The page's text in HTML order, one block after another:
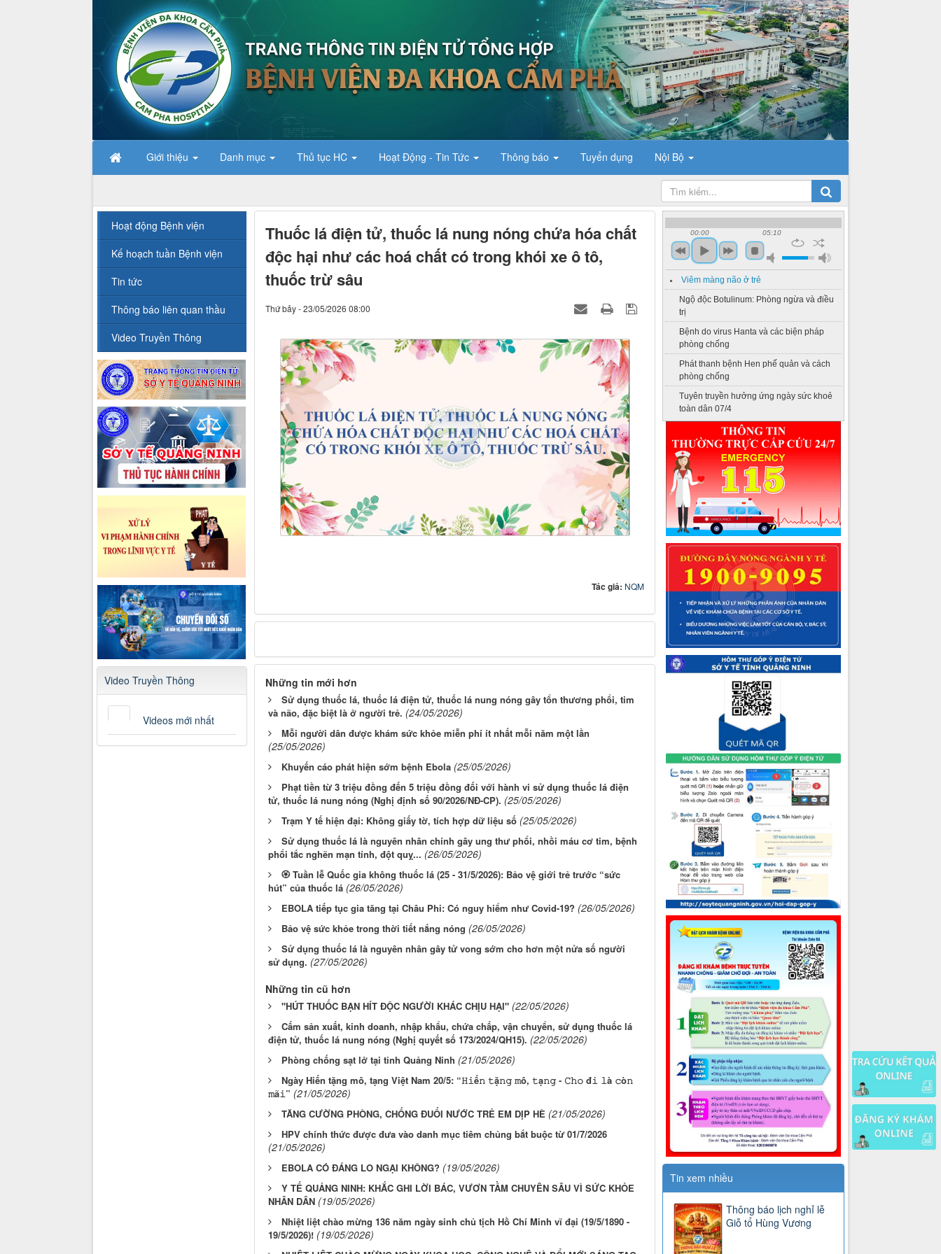
Giới thiệu Danh mục Thủ tục HC Hoạt Động - Tin Tức Thông báo Tuyển dụng Nội Bộ
Thuốc lá điện tử, thuốc lá nung nóng chứa hóa chất
độc hại như các hoá chất có trong khói xe ô tô,
thuốc trừ sâu
Thứ bảy - 23/05/2026 08:00
Tác giả: NQM
Những tin mới hơn
Sử dụng thuốc lá, thuốc lá điện tử, thuốc lá nung nóng gây tổn thương phổi, tim
và não, đặc biệt là ở người trẻ. (24/05/2026)
Mỗi người dân được khám sức khỏe miễn phí ít nhất mỗi năm một lần
(25/05/2026)
Khuyến cáo phát hiện sớm bệnh Ebola (25/05/2026)
Phạt tiền từ 3 triệu đồng đến 5 triệu đồng đối với hành vi sử dụng thuốc lá điện
tử, thuốc lá nung nóng (Nghị định số 90/2026/NĐ-CP). (25/05/2026)
Trạm Y tế hiện đại: Không giấy tờ, tích hợp dữ liệu số (25/05/2026)
Sử dụng thuốc lá là nguyên nhân chính gây ung thư phổi, nhồi máu cơ tim, bệnh
phổi tắc nghẽn mạn tính, đột quỵ... (26/05/2026)
🏵 Tuần lễ Quốc gia không thuốc lá (25 - 31/5/2026): Bảo vệ giới trẻ trước “sức
hút” của thuốc lá (26/05/2026)
EBOLA tiếp tục gia tăng tại Châu Phi: Có nguy hiểm như Covid-19? (26/05/2026)
Bảo vệ sức khỏe trong thời tiết nắng nóng (26/05/2026)
Sử dụng thuốc lá là nguyên nhân gây tử vong sớm cho hơn một nửa số người
sử dụng. (27/05/2026)
Những tin cũ hơn
"HÚT THUỐC BẠN HÍT ĐỘC NGƯỜI KHÁC CHỊU HẠI" (22/05/2026)
Cấm sản xuất, kinh doanh, nhập khẩu, chứa chấp, vận chuyển, sử dụng thuốc lá
điện tử, thuốc lá nung nóng (Nghị quyết số 173/2024/QH15). (22/05/2026)
Phòng chống sạt lở tại tỉnh Quảng Ninh (21/05/2026)
Ngày Hiến tặng mô, tạng Việt Nam 20/5: “𝙷𝚒ế𝚗 𝚝ặ𝚗𝚐 𝚖ô, 𝚝ạ𝚗𝚐 - 𝙲𝚑𝚘 đ𝚒 𝚕à 𝚌ò𝚗
𝚖ã𝚒” (21/05/2026)
TĂNG CƯỜNG PHÒNG, CHỐNG ĐUỐI NƯỚC TRẺ EM DỊP HÈ (21/05/2026)
HPV chính thức được đưa vào danh mục tiêm chủng bắt buộc từ 01/7/2026
(21/05/2026)
EBOLA CÓ ĐÁNG LO NGẠI KHÔNG? (19/05/2026)
Y TẾ QUẢNG NINH: KHẮC GHI LỜI BÁC, VƯƠN TẦM CHUYÊN SÂU VÌ SỨC KHỎE
NHÂN DÂN (19/05/2026)
Nhiệt liệt chào mừng 136 năm ngày sinh chủ tịch Hồ Chí Minh vĩ đại (19/5/1890 -
19/5/2026)! (19/05/2026)
00:00 05:10
Viêm màng não ở trẻ
Ngộ độc Botulinum: Phòng ngừa và điều
trị
Bệnh do virus Hanta và các biện pháp
phòng chống
Phát thanh bệnh Hen phế quản và cách
phòng chống
Tuyên truyền hưởng ứng ngày sức khoẻ
toàn dân 07/4
Tin xem nhiều
Thông báo lịch nghỉ lễ
Giỗ tổ Hùng Vương
Hoạt động Bệnh viện
Kế hoạch tuần Bệnh viện
Tin tức
Thông báo liên quan thầu
Video Truyền Thông
Video Truyền Thông
Videos mới nhất